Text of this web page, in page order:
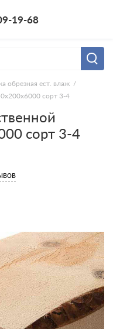
19-68
обрезная ест. влаж
сорт 3-4
сорт 3-4